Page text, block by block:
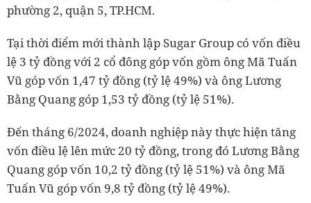
phường 2, quận 5, TP.HCM.
Tại thời điểm mới thành lập Sugar Group có vốn điều
lệ 3 tỷ đồng với 2 cổ đông góp vốn gồm ông Mã Tuấn
Vũ góp vốn 1,47 tỷ đồng (tỷ lệ 49%) và ông Lương
Bằng Quang góp 1,53 tỷ đồng (tỷ lệ 51%).
Đến tháng 6/2024, doanh nghiệp này thực hiện tăng
vốn điều lệ lên mức 20 tỷ đồng, trong đó Lương Bằng
Quang góp vốn 10,2 tỷ đồng (tỷ lệ 51%) và ông Mã
Tuấn Vũ góp vốn 9,8 tỷ đồng (tỷ lệ 49%).